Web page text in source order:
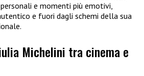
e momenti più emotivi,
e fuori dagli schemi della sua
Michelini tra cinema e